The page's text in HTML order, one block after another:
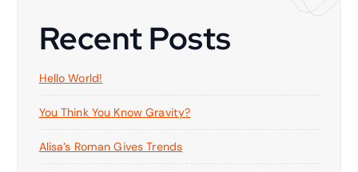
Recent Posts
Hello World!
You Think You Know Gravity?
Alisa’s Roman Gives Trends